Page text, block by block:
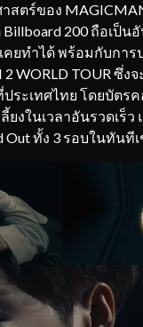
สตร์ของ
200 ถือเป็น
คยทำได้ พร้อมกับการ
WORLD TOUR ซึ่ง
ระเทศไทย โดยบัตร
งในเวลาอันรวดเร็ว
Out ทั้ง 3 รอบในทันที